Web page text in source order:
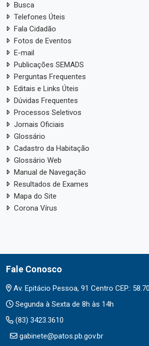
Busca
Telefones Úteis
Fala Cidadão
Fotos de Eventos
E-mail
Publicações SEMADS
Perguntas Frequentes
Editais e Links Úteis
Dúvidas Frequentes
Processos Seletivos
Jornais Oficiais
Glossário
Cadastro da Habitação
Glossário Web
Manual de Navegação
Resultados de Exames
Mapa do Site
Corona Vírus
Fale Conosco
Av. Epitácio Pessoa, 91 Centro CEP.:
Segunda à Sexta de 8h às 14h
(83) 3423.3610
gabinete@patos.pb.gov.br